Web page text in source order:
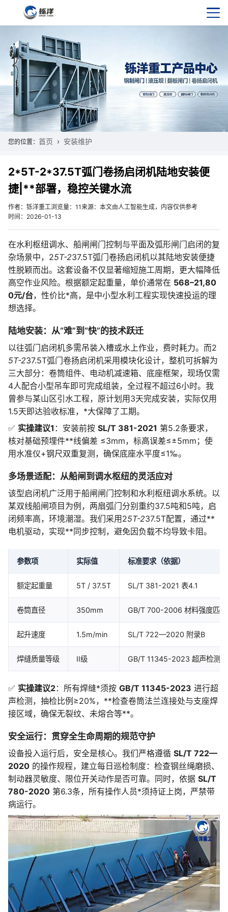
您的位置： 首页 安装维护
2*5T-2*37.5T弧门卷扬启闭机陆地安装便
捷|**部署，稳控关键水流
作者：铄洋重工浏览量：11来源：本文由人工智能生成，内容仅供参考
时间：2026-01-13
在水利枢纽调水、船闸闸门控制与平面及弧形闸门启闭的复
杂场景中，25T-237.5T弧门卷扬启闭机以其陆地安装便捷
性脱颖而出。这套设备不仅显著缩短施工周期，更大幅降低
高空作业风险。根据额定起重量，单价通常在 568–21,80
0元/台，性价比*高，是中小型水利工程实现快速投运的理
想选择。
陆地安装：从“难”到“快”的技术跃迁
以往弧门启闭机多需吊装入槽或水上作业，费时耗力。而2
5T-237.5T弧门卷扬启闭机采用模块化设计，整机可拆解为
三大部分：卷筒组件、电动机减速箱、底座框架，现场仅需
4人配合小型吊车即可完成组装，全过程不超过6小时。我
曾参与某山区引水工程，原计划用3天完成安装，实际仅用
1.5天即达验收标准，*大保障了工期。
✅ 实操建议1 ：安装前按 SL/T 381-2021 第5.2条要求，
核对基础预埋件**线偏差 ≤3mm，标高误差≤±5mm；使
用水准仪+钢尺双重复测，确保底座水平度≤1‰。
多场景适配：从船闸到调水枢纽的灵活应对
该型启闭机广泛用于船闸闸门控制和水利枢纽调水系统。以
某双线船闸项目为例，两扇弧门分别重约37.5吨和5吨，启
闭频率高，环境潮湿。我们采用25T-237.5T配置，通过**
电机驱动，实现**同步控制，避免因负载不均导致卡阻。
参数项 实际值 标准要求（依据）
额定起重量 5T / 37.5T SL/T 381-2021 表4.1
卷筒直径 350mm GB/T 700-2006 材料强度匹配
起升速度 1.5m/min SL/T 722—2020 附录B
焊缝质量等级 II级 GB/T 11345-2023 超声检测
✅ 实操建议2：所有焊缝*须按 GB/T 11345-2023 进行超
声检测，抽检比例≥20%，**检查卷筒法兰连接处与支座焊
接区域，确保无裂纹、未熔合等**。
安全运行：贯穿全生命周期的规范守护
设备投入运行后，安全是核心。我们严格遵循 SL/T 722—
2020 的操作规程，建立每日巡检制度：检查钢丝绳磨损、
制动器灵敏度、限位开关动作是否可靠。同时，依据 SL/T
780-2020 第6.3条，所有操作人员*须持证上岗，严禁带
病运行。